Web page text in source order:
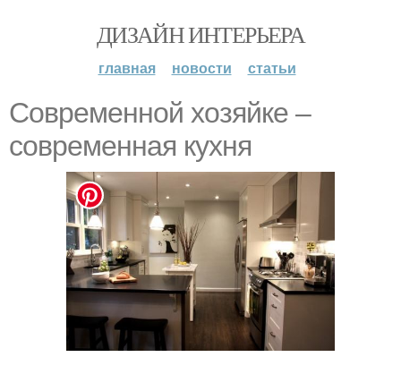
ДИЗАЙН ИНТЕРЬЕРА
главная новости статьи
Современной хозяйке –
современная кухня